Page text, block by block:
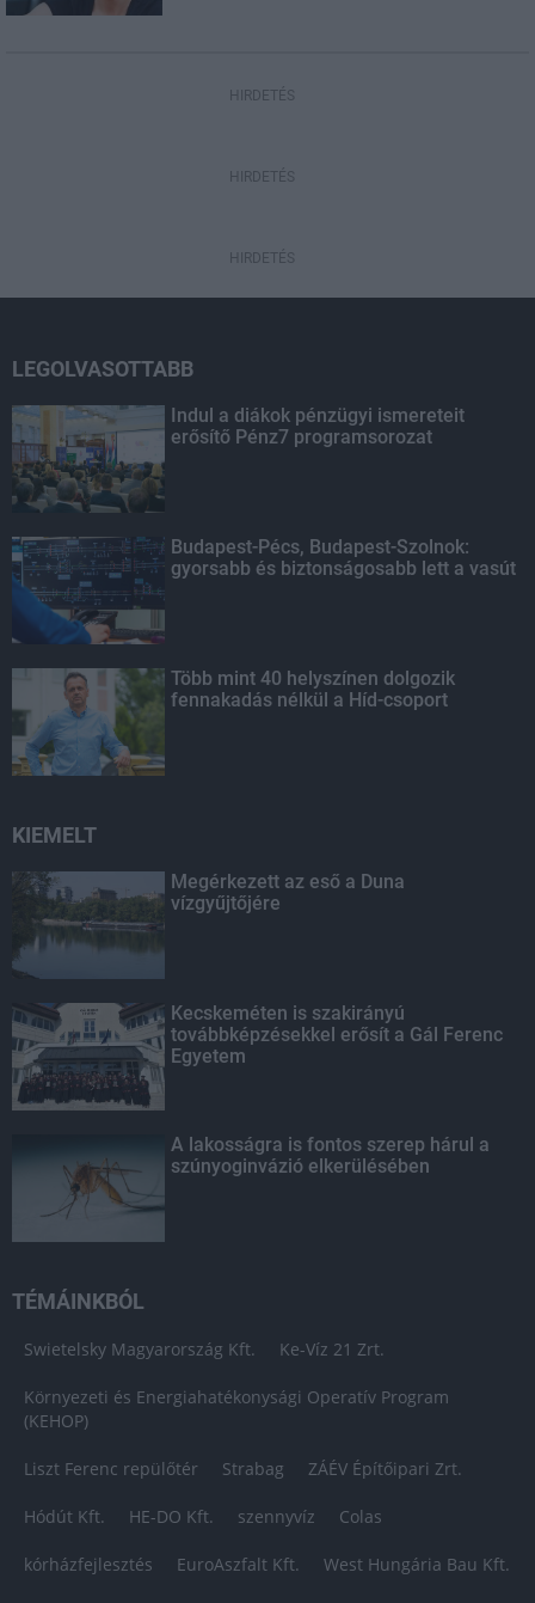
HIRDETÉS
HIRDETÉS
HIRDETÉS
LEGOLVASOTTABB
Indul a diákok pénzügyi ismereteit
erősítő Pénz7 programsorozat
Budapest-Pécs, Budapest-Szolnok:
gyorsabb és biztonságosabb lett a vasút
Több mint 40 helyszínen dolgozik
fennakadás nélkül a Híd-csoport
KIEMELT
Megérkezett az eső a Duna
vízgyűjtőjére
Kecskeméten is szakirányú
továbbképzésekkel erősít a Gál Ferenc
Egyetem
A lakosságra is fontos szerep hárul a
szúnyoginvázió elkerülésében
TÉMÁINKBÓL
Swietelsky Magyarország Kft. Ke-Víz 21 Zrt.
Környezeti és Energiahatékonysági Operatív Program
(KEHOP)
Liszt Ferenc repülőtér Strabag ZÁÉV Építőipari Zrt.
Hódút Kft. HE-DO Kft. szennyvíz Colas
kórházfejlesztés EuroAszfalt Kft. West Hungária Bau Kft.